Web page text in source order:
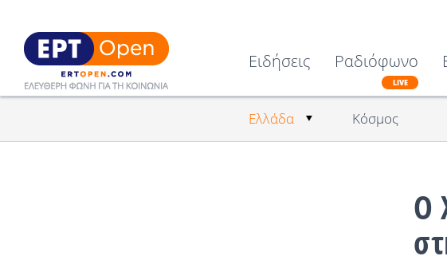
Ειδήσεις
Ελλάδα Κόσμος
Ραδιόφωνο
LIVE
Ο